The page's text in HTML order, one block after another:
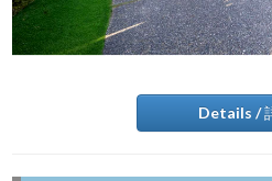
Details /